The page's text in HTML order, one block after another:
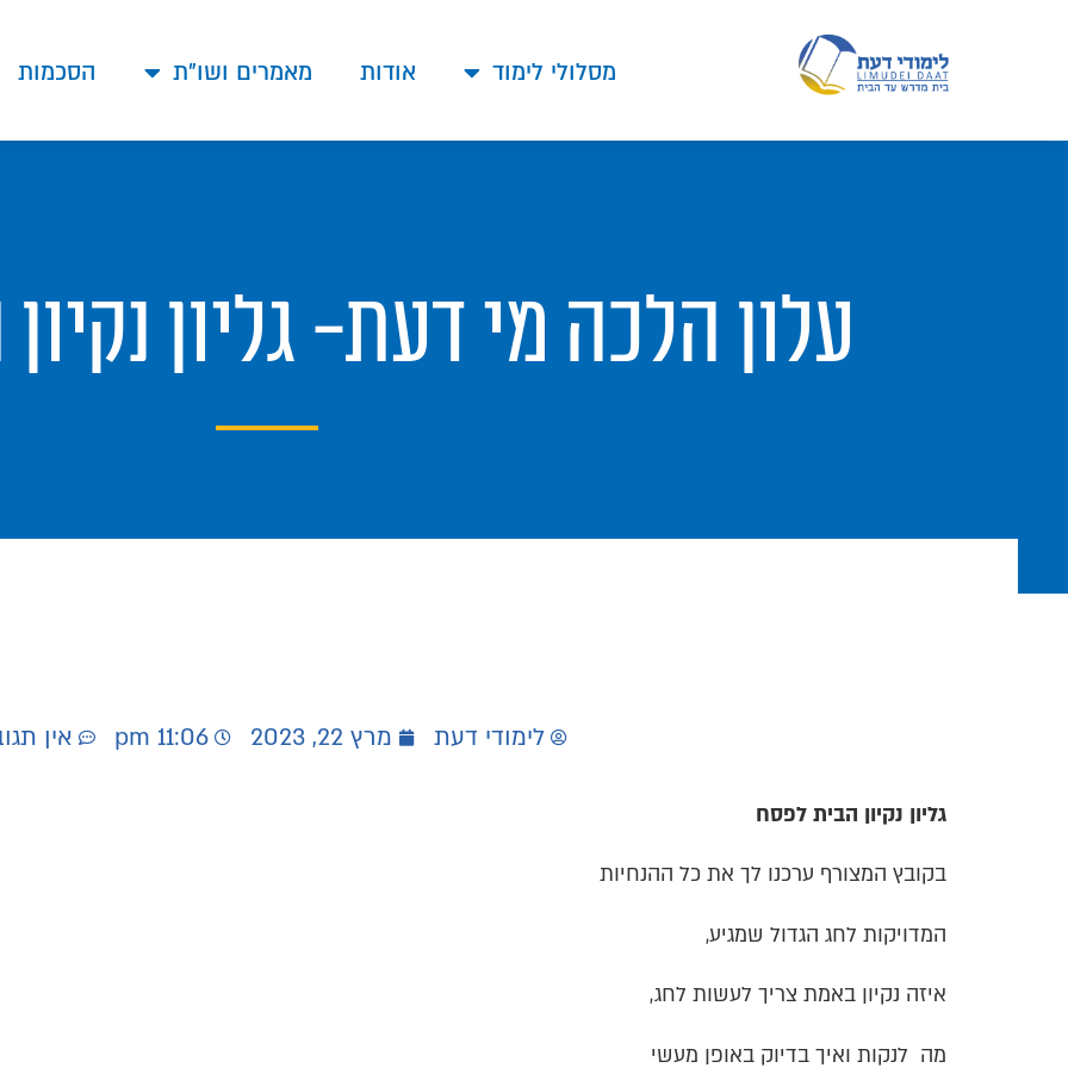
מסלולי לימוד אודות מאמרים ושו"ת הסכמות
עלון הלכה מי דעת- גליון
לימודי דעת מרץ 22, 2023 11:06 pm אין
גליון נקיון הבית לפסח
בקובץ המצורף ערכנו לך את כל ההנחיות
המדויקות לחג הגדול שמגיע,
איזה נקיון באמת צריך לעשות לחג,
מה לנקות ואיך בדיוק באופן מעשי